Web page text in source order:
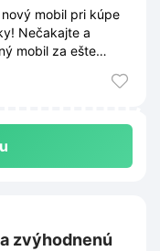
mobil pri kúpe
Nečakajte a
mobil za ešte
zvýhodnenú